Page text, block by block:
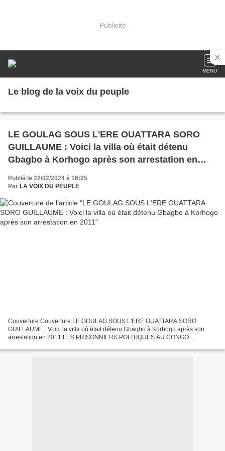
Publicité
MENU
Le blog de la voix du peuple
LE GOULAG SOUS L'ERE OUATTARA SORO
GUILLAUME : Voici la villa où était détenu
Gbagbo à Korhogo après son arrestation en
2011
Publié le 22/02/2024 à 16:25
Par LA VOIX DU PEUPLE
Couverture Couverture LE GOULAG SOUS L'ERE OUATTARA SORO
GUILLAUME : Voici la villa où était détenu Gbagbo à Korhogo après son
arrestation en 2011 LES PRISONNIERS POLITIQUES AU CONGO
Capture...